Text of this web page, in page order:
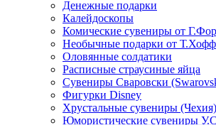
Денежные подарки
Калейдоскопы
Комические сувениры от
Необычные подарки от
Оловянные солдатики
Расписные страусиные яйца
Сувениры Сваровски
Фигурки Disney
Хрустальные сувениры (Чехия)
Юмористические сувениры